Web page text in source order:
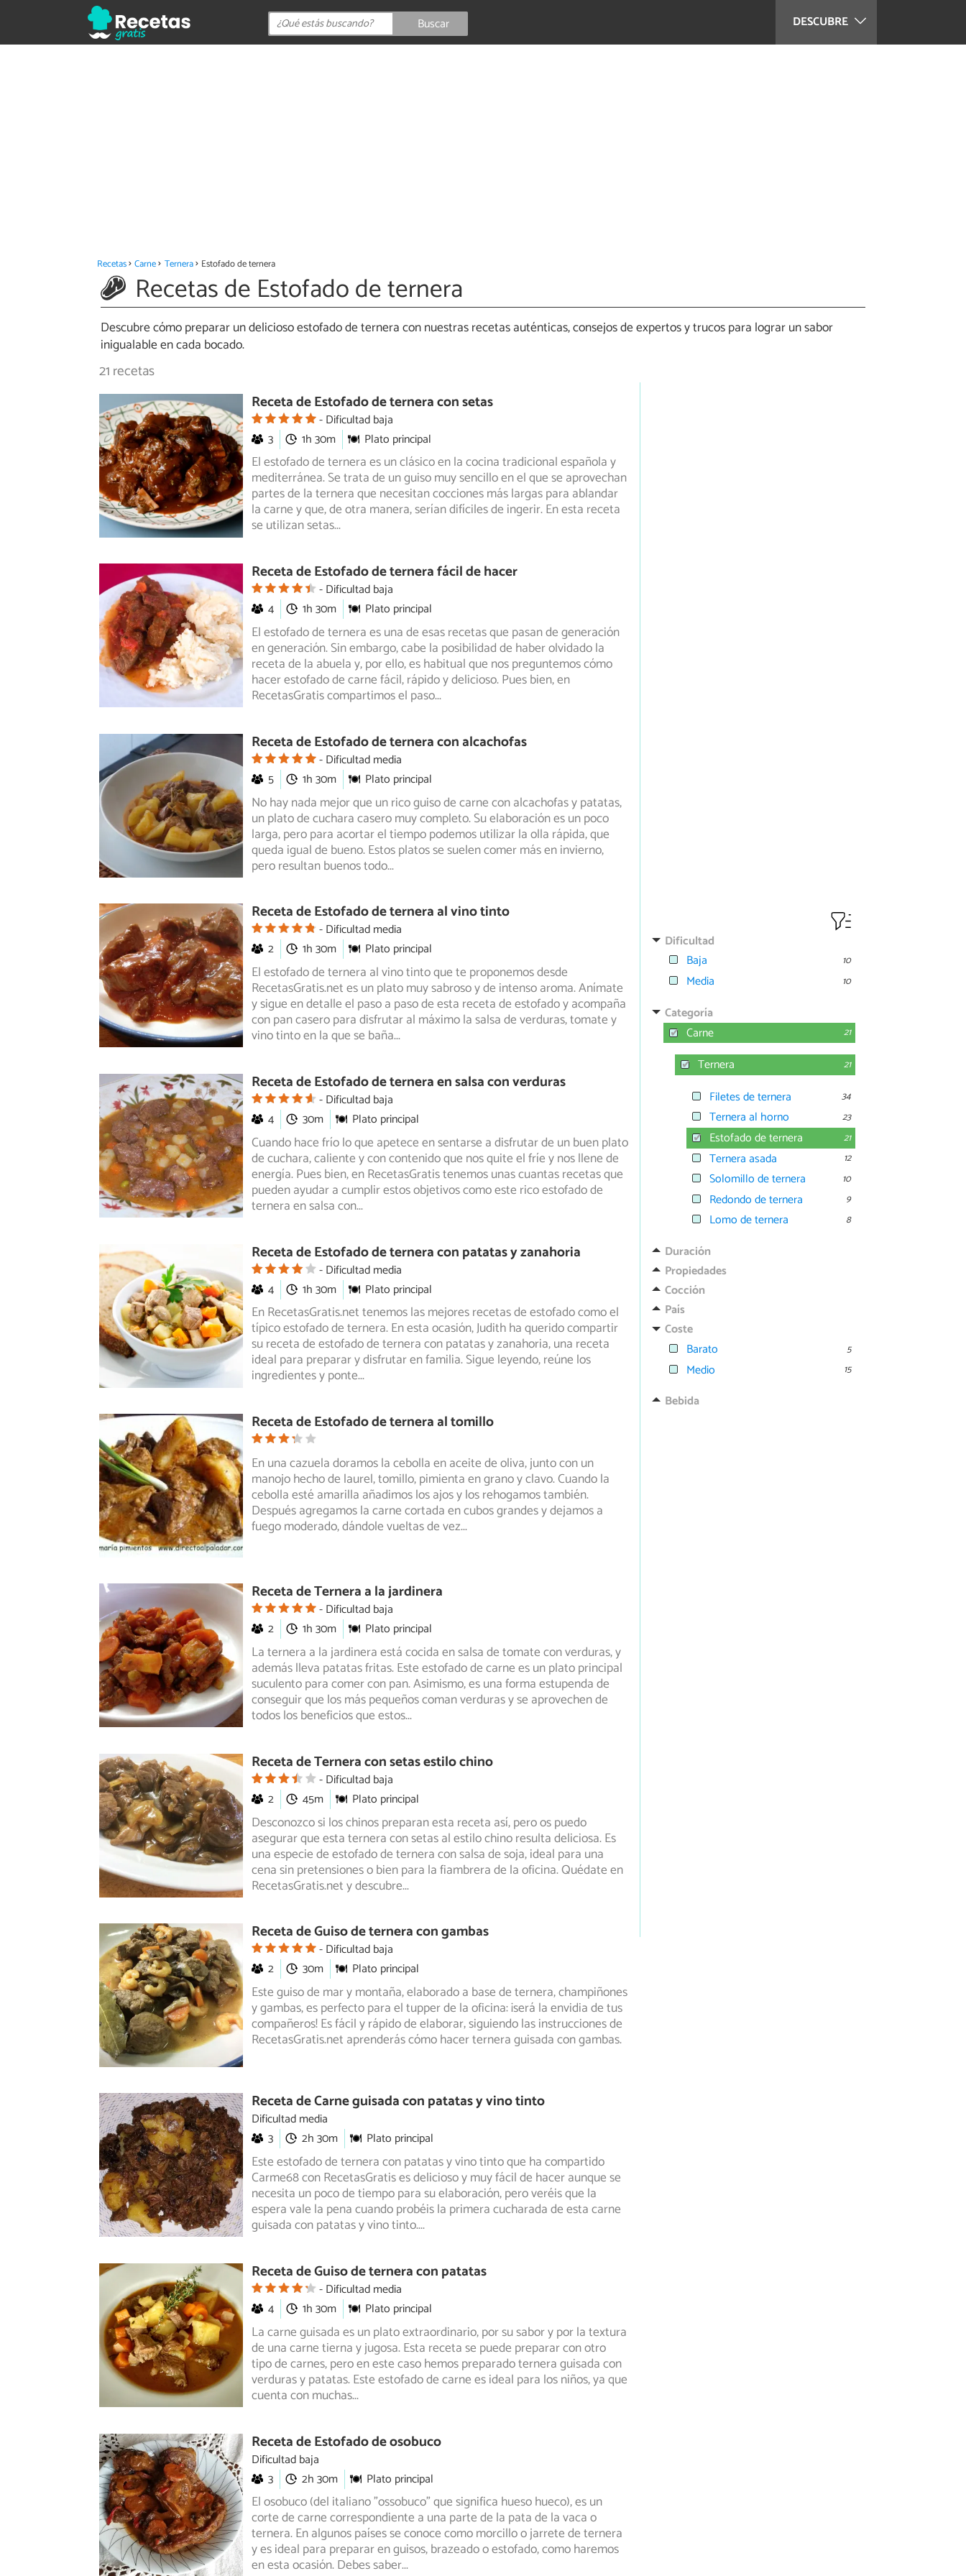
DESCUBRE
Buscar
Recetas Carne Ternera Estofado de ternera
Recetas de Estofado de ternera
Descubre cómo preparar un delicioso estofado de ternera con nuestras recetas auténticas, consejos de expertos y trucos para lograr un sabor
inigualable en cada bocado.
21 recetas
Receta de Estofado de ternera con setas
Dificultad baja
3
1h 30m Plato principal
El estofado de ternera es un clásico en la cocina tradicional española y
mediterránea. Se trata de un guiso muy sencillo en el que se aprovechan
partes de la ternera que necesitan cocciones más largas para ablandar
la carne y que, de otra manera, serían difíciles de ingerir. En esta receta
se utilizan setas...
Receta de Estofado de ternera fácil de hacer
Dificultad baja
4
1h 30m Plato principal
El estofado de ternera es una de esas recetas que pasan de generación
en generación. Sin embargo, cabe la posibilidad de haber olvidado la
recetade la abuela y, por ello, es habitual que nos preguntemos cómo
hacer estofado de carne fácil, rápido y delicioso. Pues bien, en
RecetasGratis compartimos el paso...
Receta de Estofado de ternera con alcachofas
Dificultad media
5
1h 30m Plato principal
No hay nada mejor que un rico guiso de carne con alcachofas y patatas,
un plato de cuchara casero muy completo. Su elaboración es un poco
larga,pero para acortar el tiempo podemos utilizar la olla rápida, que
queda igual de bueno. Estos platos se suelen comer más en invierno,
pero resultan buenos todo...
Receta de Estofado de ternera al vino tinto
Dificultad media
2
1h 30m Plato principal
El estofado de ternera al vino tinto que te proponemos desde
RecetasGratis.net es un plato muy sabroso y de intenso aroma. Anímate
y sigue endetalle el paso a paso de esta receta de estofado y acompaña
con pan casero para disfrutar al máximo la salsa de verduras, tomate y
vino tinto en la que se baña...
Receta de Estofado de ternera en salsa con verduras
Dificultad baja
4
30m Plato principal
Cuando hace frío lo que apetece en sentarse a disfrutar de un buen plato
de cuchara, caliente y con contenido que nos quite el fríe y nos llenede
energía. Pues bien, en RecetasGratis tenemos unas cuantas recetas que
pueden ayudar a cumplir estos objetivos como este rico estofado de
ternera en salsa con...
Receta de Estofado de ternera con patatas y zanahoria
Dificultad media
4
1h 30m Plato principal
En RecetasGratis.net tenemos las mejores recetas de estofado como el
típico estofado de ternera. En esta ocasión, Judith ha querido compartir
su receta de estofado de ternera con patatas y zanahoria, una receta
ideal para preparar y disfrutar en familia. Sigue leyendo, reúne los
ingredientes y ponte...
Receta de Estofado de ternera al tomillo
En una cazuela doramos la cebolla en aceite de oliva, junto con un
manojo hecho de laurel, tomillo, pimienta en grano y clavo. Cuando la
cebollaesté amarilla añadimos los ajos y los rehogamos también.
Después agregamos la carne cortada en cubos grandes y dejamos a
fuego moderado, dándole vueltas de vez...
Receta de Ternera a la jardinera
Dificultad baja
2
1h 30m Plato principal
La ternera a la jardinera está cocida en salsa de tomate con verduras, y
además lleva patatas fritas. Este estofado de carne es un plato principal
suculento para comer con pan. Asimismo, es una forma estupenda de
conseguir que los más pequeños coman verduras y se aprovechen de
todos los beneficios que estos...
Receta de Ternera con setas estilo chino
Dificultad baja
2
45m Plato principal
Desconozco si los chinos preparan esta receta así, pero os puedo
asegurar que esta ternera con setas al estilo chino resulta deliciosa. Es
unaespecie de estofado de ternera con salsa de soja, ideal para una
cena sin pretensiones o bien para la fiambrera de la oficina. Quédate en
RecetasGratis.net y descubre...
Receta de Guiso de ternera con gambas
Dificultad baja
2
30m Plato principal
Este guiso de mar y montaña, elaborado a base de ternera, champiñones
y gambas, es perfecto para el tupper de la oficina: ¡será la envidia detus
compañeros! Es fácil y rápido de elaborar; siguiendo las instrucciones de
RecetasGratis.net aprenderás cómo hacer ternera guisada con gambas.
Receta de Carne guisada con patatas y vino tinto
Dificultad media
3
2h 30m Plato principal
Este estofado de ternera con patatas y vino tinto que ha compartido
Carme68 con RecetasGratis es delicioso y muy fácil de hacer aunque se
necesita un poco de tiempo para su elaboración, pero veréis que la
espera vale la pena cuando probéis la primera cucharada de esta carne
guisada con patatas y vino tinto....
Receta de Guiso de ternera con patatas
Dificultad media
4
1h 30m Plato principal
La carne guisada es un plato extraordinario, por su sabor y por la textura
de una carne tierna y jugosa. Esta receta se puede preparar con otro
tipo de carnes, pero en este caso hemos preparado ternera guisada con
verduras y patatas. Este estofado de carne es ideal para los niños, ya que
cuenta con muchas...
Receta de Estofado de osobuco
Dificultad baja
3
2h 30m Plato principal
El osobuco (del italiano "ossobuco" que significa hueso hueco), es un
corte de carne correspondiente a una parte de la pata de la vaca o
ternera.En algunos países se conoce como morcillo o jarrete de ternera
y es ideal para preparar en guisos, brazeado o estofado, como haremos
en esta ocasión. Debes saber...
Dificultad
Baja
10
Media 10
Categoría
Carne
21
Ternera 21
Filetes de ternera 34
Ternera al horno 23
Estofado de ternera 21
Ternera asada 12
Solomillo de ternera 10
Redondo de ternera 9
Lomo de ternera 8
Duración
Propiedades
Cocción
País
Coste
Barato
5
Medio 15
Bebida